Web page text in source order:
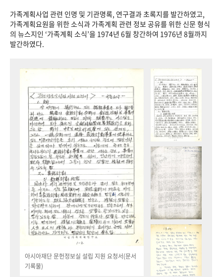
가족계획사업 관련 인명 및 기관명록, 연구결과 초록지를 발간하였고,
가족계획요원을 위한 소식과 가족계획 관련 정보 공유를 위한 신문 형식
의 뉴스지인 ‘가족계획 소식’을 1974년 6월 창간하여 1976년 8월까지
발간하였다.
아시아재단 문헌정보실 설립 지원 요청서(문서
기록물)